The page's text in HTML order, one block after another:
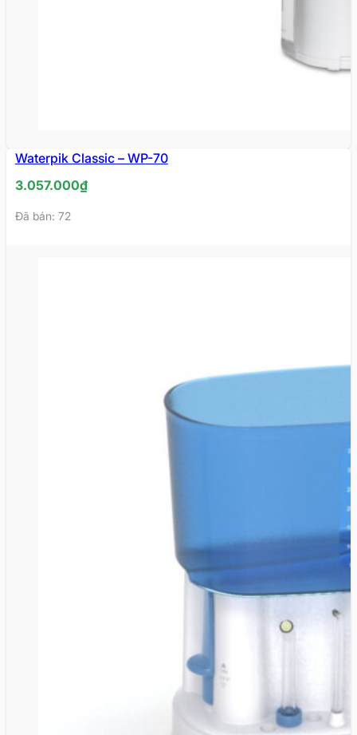
HẾT
HÀNG
Waterpik Classic – WP-70
3.057.000₫
Đã bán: 72